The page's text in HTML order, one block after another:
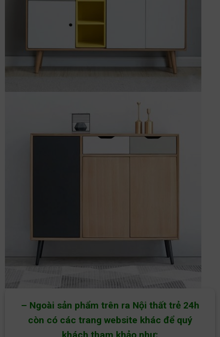
– Ngoài sản phẩm trên ra Nội thất trẻ 24h
còn có các trang website khác để quý
khách tham khảo như: